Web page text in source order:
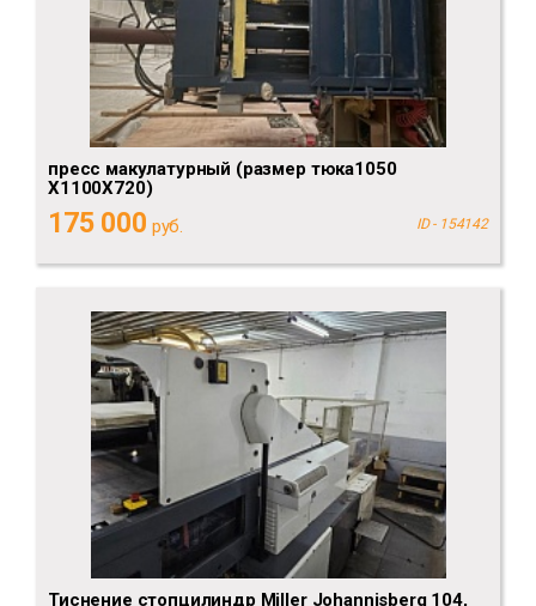
пресс макулатурный (размер тюка1050
Х1100Х720)
175 000 руб. ID - 154142
Тиснение стопцилиндр Miller Johannisberg 104,